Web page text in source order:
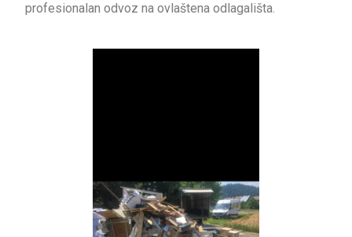
profesionalan odvoz na ovlaštena odlagališta.